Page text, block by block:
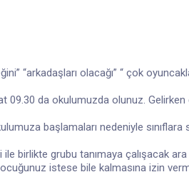
olacağı” “ çok
09.30 da okulumuzda olunuz.
başlamaları nedeniyle
birlikte grubu tanımaya çalışacak
istese bile kalmasına izin